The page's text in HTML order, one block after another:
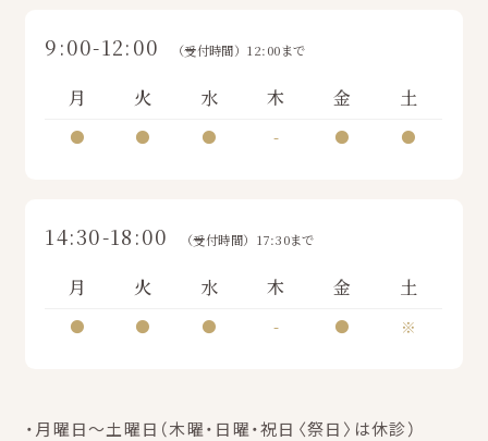
9:00-12:00 （受付時間）12:00まで
月 火 水 木 金 土
● ● ● - ● ●
14:30-18:00 （受付時間）17:30まで
月 火 水 木 金 土
● ● ● - ● ※
・月曜日～土曜日（木曜・日曜・祝日〈祭日〉は休診）